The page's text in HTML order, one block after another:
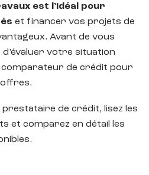
est l’idéal pour
et financer vos projets de
Avant de vous
votre situation
comparateur de crédit pour
offres.
de crédit, lisez les
et comparez en détail les